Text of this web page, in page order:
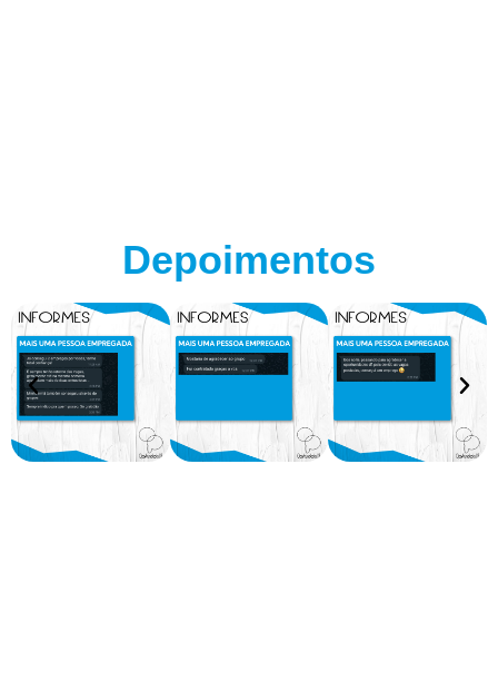
Depoimentos